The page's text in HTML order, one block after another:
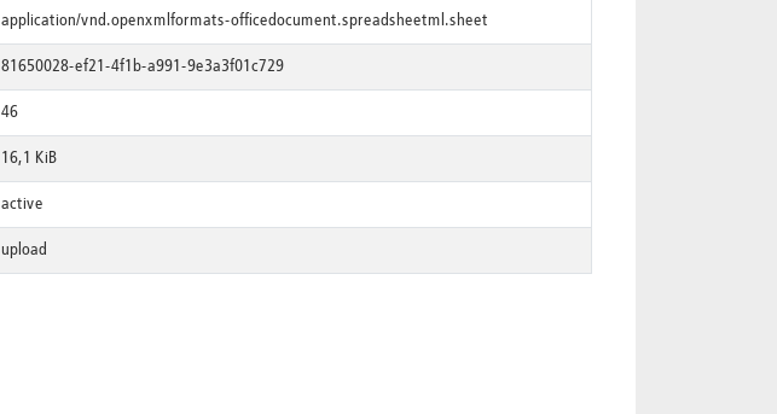
application/vnd.openxmlformats-officedocument.spreadsheetml.sheet
81650028-ef21-4f1b-a991-9e3a3f01c729
46
16,1 KiB
active
upload